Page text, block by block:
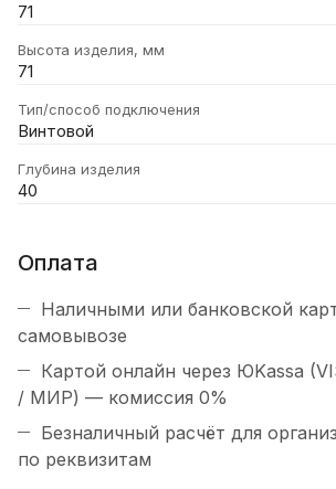
71
Высота изделия, мм
71
Тип/способ подключения
Винтовой
Глубина изделия
40
Оплата
Наличными или банковской
самовывозе
Картой онлайн через ЮKassa
/ МИР) — комиссия 0%
Безналичный расчёт для
по реквизитам